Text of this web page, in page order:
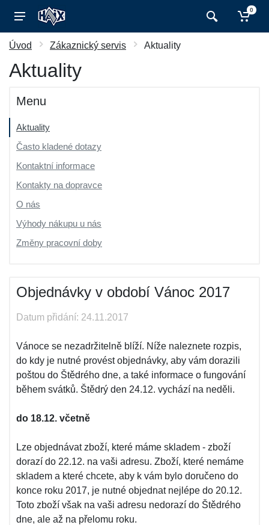
0
Úvod Zákaznický servis Aktuality
Aktuality
Menu
Aktuality
Často kladené dotazy
Kontaktní informace
Kontakty na dopravce
O nás
Výhody nákupu u nás
Změny pracovní doby
Objednávky v období Vánoc 2017
Datum přidání: 24.11.2017
Vánoce se nezadržitelně blíží. Níže naleznete rozpis,
do kdy je nutné provést objednávky, aby vám dorazili
poštou do Štědrého dne, a také informace o fungování
během svátků. Štědrý den 24.12. vychází na neděli.
do 18.12. včetně
Lze objednávat zboží, které máme skladem - zboží
dorazí do 22.12. na vaši adresu. Zboží, které nemáme
skladem a které chcete, aby k vám bylo doručeno do
konce roku 2017, je nutné objednat nejlépe do 20.12.
Toto zboží však na vaši adresu nedorazí do Štědrého
dne, ale až na přelomu roku.